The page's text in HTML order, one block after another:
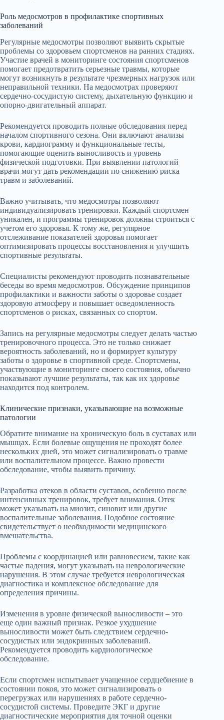
Роль медосмотров в профилактике спортивных
заболеваний
Регулярные медосмотры позволяют выявить скрытые
проблемы со здоровьем спортсменов на ранних стадиях.
Участие врачей в мониторинге состояния спортсменов
помогает предотвратить серьезные травмы, которые
могут возникнуть в результате чрезмерных нагрузок или
неправильной техники. На медосмотрах проверяют
сердечно-сосудистую систему, дыхательную функцию и
опорно-двигательный аппарат.
Рекомендуется проводить полные обследования перед
началом спортивного сезона. Они включают анализы
крови, кардиограмму и функциональные тесты,
помогающие оценить выносливость и уровень
физической подготовки. При выявлении патологий
врачи могут дать рекомендации по снижению риска
травм и заболеваний.
Важно учитывать, что медосмотры позволяют
индивидуализировать тренировки. Каждый спортсмен
уникален, и программы тренировок должны строиться с
учетом его здоровья. К тому же, регулярное
отслеживание показателей здоровья помогает
оптимизировать процессы восстановления и улучшить
спортивные результаты.
Специалисты рекомендуют проводить познавательные
беседы во время медосмотров. Обсуждение принципов
профилактики и важности заботы о здоровье создает
здоровую атмосферу и повышает осведомленность
спортсменов о рисках, связанных со спортом.
Запись на регулярные медосмотры следует делать частью
тренировочного процесса. Это не только снижает
вероятность заболеваний, но и формирует культуру
заботы о здоровье в спортивной среде. Спортсмены,
участвующие в мониторинге своего состояния, обычно
показывают лучшие результаты, так как их здоровье
находится под контролем.
Клинические признаки, указывающие на возможные
патологии
Обратите внимание на хроническую боль в суставах или
мышцах. Если болевые ощущения не проходят более
нескольких дней, это может сигнализировать о травме
или воспалительном процессе. Важно провести
обследование, чтобы выявить причину.
Разработка отеков в области суставов, особенно после
интенсивных тренировок, требует внимания. Отек
может указывать на миозит, синовит или другие
воспалительные заболевания. Подобное состояние
свидетельствует о необходимости медицинского
вмешательства.
Проблемы с координацией или равновесием, такие как
частые падения, могут указывать на неврологические
нарушения. В этом случае требуется неврологическая
диагностика и комплексное обследование для
определения причины.
Изменения в уровне физической выносливости – это
еще один важный признак. Резкое ухудшение
выносливости может быть следствием сердечно-
сосудистых или эндокринных заболеваний.
Рекомендуется проводить кардиологическое
обследование.
Если спортсмен испытывает учащенное сердцебиение в
состоянии покоя, это может сигнализировать о
перегрузках или нарушениях в работе сердечно-
сосудистой системы. Проведите ЭКГ и другие
диагностические мероприятия для точной оценки